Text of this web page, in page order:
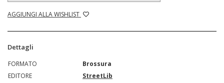
AGGIUNGI ALLA WISHLIST
Dettagli
FORMATO
Brossura
EDITORE
StreetLib